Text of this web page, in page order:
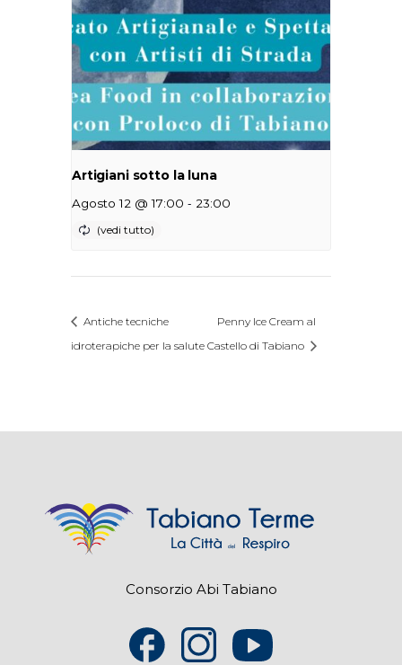
Artigiani sotto la luna
Agosto 12 @ 17:00 - 23:00
Antiche tecniche
idroterapiche per la salute
Penny Ice Cream al
Castello di Tabiano
Consorzio Abi Tabiano